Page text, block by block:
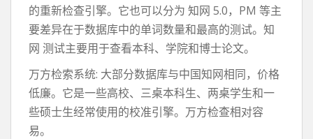
的重新检查引擎。它也可以分为 知网 5.0，PM 等主
要差异在于数据库中的单词数量和最高的测试。知
网 测试主要用于查看本科、学院和博士论文。
万方检索系统: 大部分数据库与中国知网相同，价格
低廉。它是一些高校、三桌本科生、两桌学生和一
些硕士生经常使用的校准引擎。万方检查相对容
易。